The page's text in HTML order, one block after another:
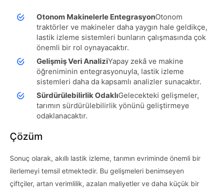
Otonom Makinelerle EntegrasyonOtonom
traktörler ve makineler daha yaygın hale geldikçe,
lastik izleme sistemleri bunların çalışmasında çok
önemli bir rol oynayacaktır.
Gelişmiş Veri AnaliziYapay zekâ ve makine
öğreniminin entegrasyonuyla, lastik izleme
sistemleri daha da kapsamlı analizler sunacaktır.
Sürdürülebilirlik OdaklıGelecekteki gelişmeler,
tarımın sürdürülebilirlik yönünü geliştirmeye
odaklanacaktır.
Çözüm
Sonuç olarak, akıllı lastik izleme, tarımın evriminde önemli bir
ilerlemeyi temsil etmektedir. Bu gelişmeleri benimseyen
çiftçiler, artan verimlilik, azalan maliyetler ve daha küçük bir